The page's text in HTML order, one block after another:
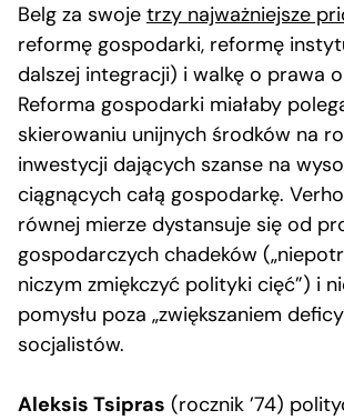
Belg za swoje trzy najważniejsze
reformę gospodarki, reformę
dalszej integracji) i walkę o prawa
Reforma gospodarki miałaby
skierowaniu unijnych środków na
inwestycji dających szanse na
ciągnących całą gospodarkę.
równej mierze dystansuje się od
gospodarczych chadeków
niczym zmiękczyć polityki cięć”) i
pomysłu poza „zwiększaniem
socjalistów.
Aleksis Tsipras (rocznik ’74)